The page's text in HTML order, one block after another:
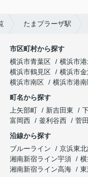
たまプラーザ駅
市区町村から探す
横浜市青葉区
横浜市
横浜市鶴見区
横浜市
横浜市南区
横浜市港
町名から探す
上矢部町
新吉田東
富岡西
釜利谷西 菅
沿線から探す
ブルーライン
京浜東北
湘南新宿ライン宇須
湘南新宿ライン高海